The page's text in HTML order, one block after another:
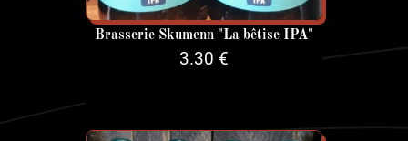
Brasserie Skumenn "La bêtise IPA"
3.30 €